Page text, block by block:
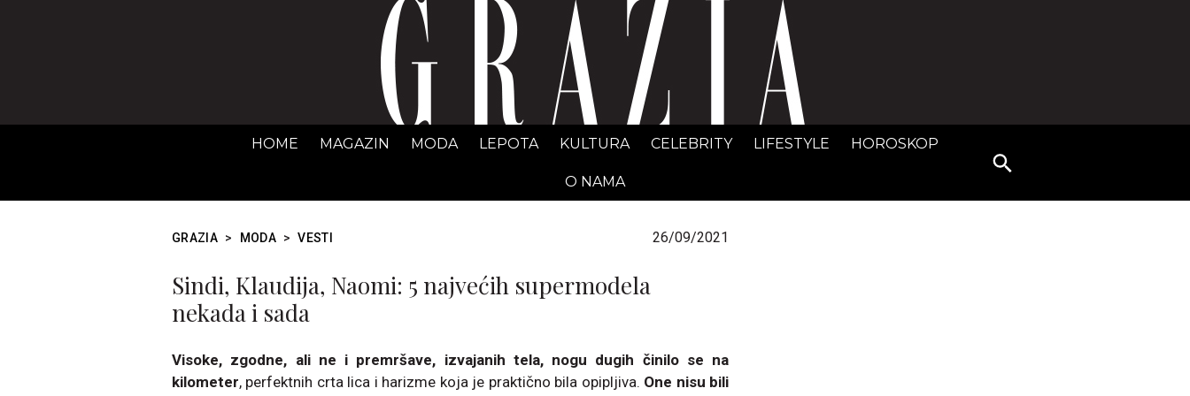
GRAZIA Srbija
HOME MAGAZIN MODA LEPOTA KULTURA CELEBRITY LIFESTYLE HOROSKOP
O NAMA
Search
for:
GRAZIA > MODA > VESTI 26/09/2021
Sindi, Klaudija, Naomi: 5 najvećih supermodela
nekada i sada
Visoke, zgodne, ali ne i premršave, izvajanih tela, nogu dugih činilo se na
kilometer, perfektnih crta lica i harizme koja je praktično bila opipljiva. One nisu bili